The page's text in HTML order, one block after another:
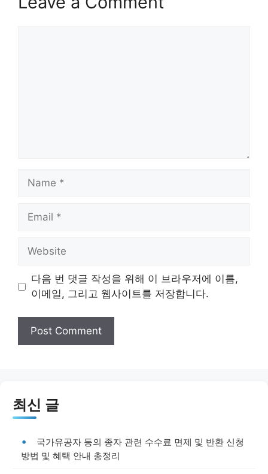
Name
Email
Website
다음 번 댓글 작성을 위해 이 브라우저에 이름,
이메일, 그리고 웹사이트를 저장합니다.
최신 글
국가유공자 등의 종자 관련 수수료 면제 및 반환 신청
방법 및 혜택 안내 총정리